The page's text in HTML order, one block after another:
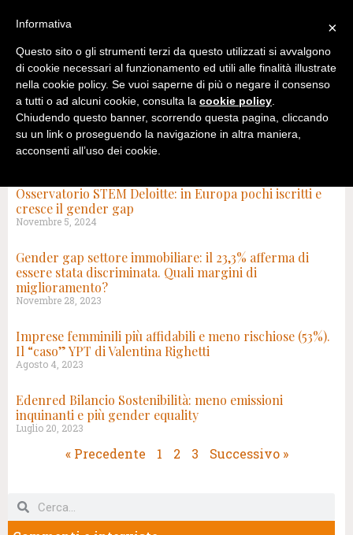
Osservatorio STEM Deloitte: in Europa pochi iscritti e
cresce il gender gap
Novembre 5, 2024
Gender gap settore immobiliare: il 23,3% afferma di
essere stata discriminata. Quali margini di
miglioramento?
Novembre 28, 2023
Imprese femminili più affidabili e meno rischiose (53%).
Il “caso” YPT di Valentina Righetti
Agosto 4, 2023
Edenred Bilancio Sostenibilità: meno emissioni
inquinanti e più gender equality
Luglio 20, 2023
« Precedente 1 2 3 Successivo »
×
Informativa
Questo sito o gli strumenti terzi da questo utilizzati si avvalgono
di cookie necessari al funzionamento ed utili alle finalità illustrate
nella cookie policy. Se vuoi saperne di più o negare il consenso
a tutti o ad alcuni cookie, consulta la cookie policy.
Chiudendo questo banner, scorrendo questa pagina, cliccando
su un link o proseguendo la navigazione in altra maniera,
acconsenti all’uso dei cookie.